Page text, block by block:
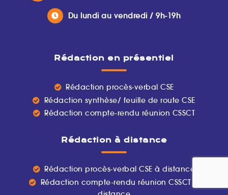
Du lundi au vendredi / 9h-19h
Rédaction en présentiel
Rédaction procès-verbal CSE
Rédaction synthèse/ feuille de route CSE
Rédaction compte-rendu réunion CSSCT
Rédaction à distance
Rédaction procès-verbal CSE à distance
Rédaction compte-rendu réunion CSSCT à